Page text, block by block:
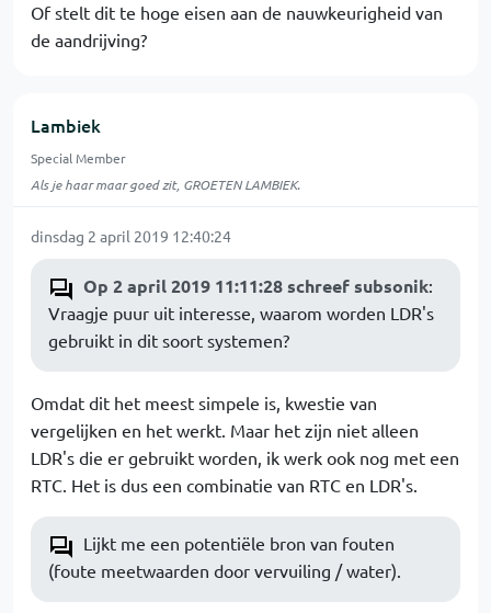
Of stelt dit te hoge eisen aan de nauwkeurigheid van
de aandrijving?
Lambiek
Special Member
Als je haar maar goed zit, GROETEN LAMBIEK.
dinsdag 2 april 2019 12:40:24
Op 2 april 2019 11:11:28 schreef subsonik:
Vraagje puur uit interesse, waarom worden LDR's
gebruikt in dit soort systemen?
Omdat dit het meest simpele is, kwestie van
vergelijken en het werkt. Maar het zijn niet alleen
LDR's die er gebruikt worden, ik werk ook nog met een
RTC. Het is dus een combinatie van RTC en LDR's.
Lijkt me een potentiële bron van fouten
(foute meetwaarden door vervuiling / water).